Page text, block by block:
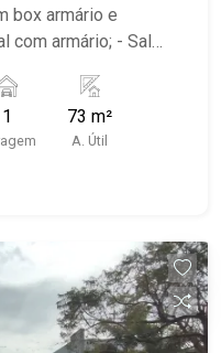
box armário e
armário; - Sala
Preto Luzia,
1 73 m²
A. Útil